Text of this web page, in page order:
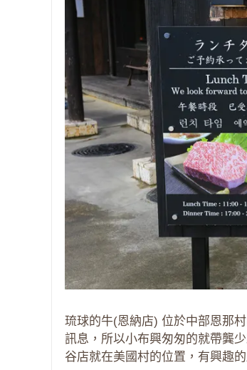
琉球的牛(恩納店) 位於中部恩那
訊息，所以小布興匆匆的就帶龔
谷店就在美國村的位置，有興趣